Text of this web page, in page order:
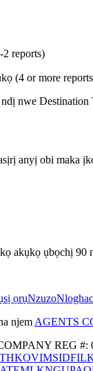
2 reports)
(4 or more
nwe
anyị obi maka
akụkọ ụbọchị
ọrụNzuzo
njem AGENTS
REG #:
THKOVIMSIDFIL